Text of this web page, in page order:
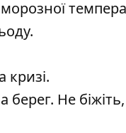
кризі.
Не біжіть,